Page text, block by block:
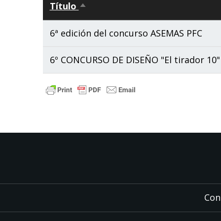
Título Sort
descending
6ª edición del concurso ASEMAS PFC
6º CONCURSO DE DISEÑO "El tirador 10"